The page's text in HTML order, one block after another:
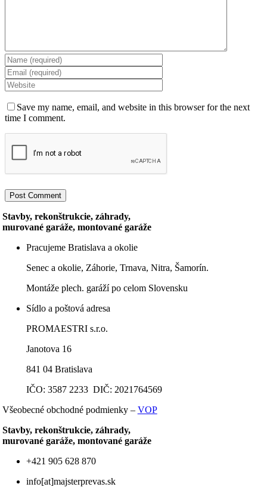
Save my name, email, and website in this browser for the next
time I comment.
Stavby, rekonštrukcie, záhrady,
murované garáže, montované garáže
Pracujeme Bratislava a okolie
Senec a okolie, Záhorie, Trnava, Nitra, Šamorín.
Montáže plech. garáží po celom Slovensku
Sídlo a poštová adresa
PROMAESTRI s.r.o.
Janotova 16
841 04 Bratislava
IČO: 3587 2233 DIČ: 2021764569
Všeobecné obchodné podmienky – VOP
Stavby, rekonštrukcie, záhrady,
murované garáže, montované garáže
+421 905 628 870
info[at]majsterprevas.sk